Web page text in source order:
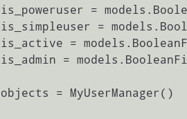
is_poweruser =
is_simpleuser =
is_active =
is_admin =